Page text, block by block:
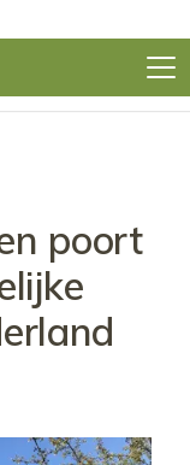
poort